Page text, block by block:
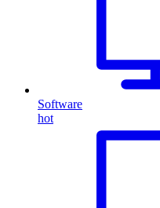
Software
hot